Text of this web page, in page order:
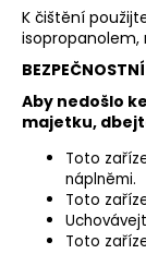
K čištění
isopropanolem,
Aby nedošlo
majetku,
Toto
náplněmi.
Toto
Toto